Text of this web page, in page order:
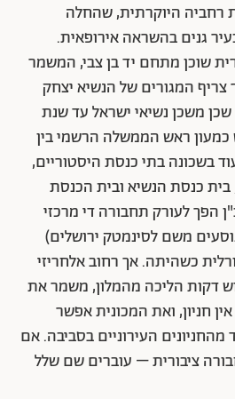
רחביה היוקרתית, שהחלה
גנים בהשראה אירופאית.
שוכן מתחם יד בן צבי, המשמר
המגורים של הנשיא יצחק
שכן משכן נשיאי ישראל עד שנת
כמעון ראש הממשלה הרשמי בין
שם. עוד בשכונה בתי כנסת היסטוריים,
כנסת הנשיא ובית הכנסת
הפך לעורק תחבורה די מרכזי
משם לסינמטק ירושלים)
כשהיתה. אך רחוב אלחריזי
דקות הליכה מהמלון, משמר את
חניון, ואת המכונית אפשר
העירוניים בסביבה. אם
ציבורית – עוברים שם שלל